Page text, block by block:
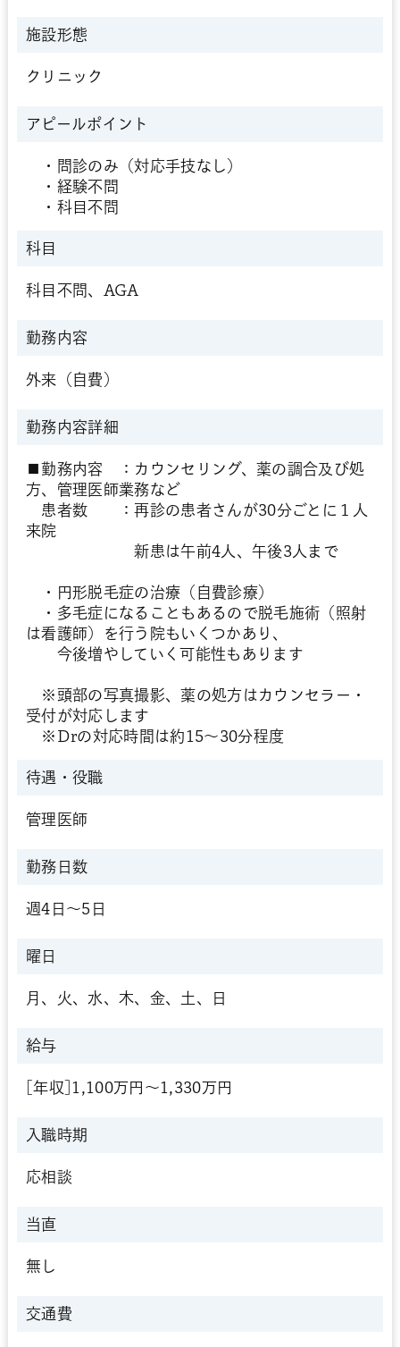
施設形態
クリニック
アピールポイント
・問診のみ（対応手技なし）
・経験不問
・科目不問
科目
科目不問、AGA
勤務内容
外来（自費）
勤務内容詳細
■勤務内容 ：カウンセリング、薬の調合及び処
方、管理医師業務など
患者数 ：再診の患者さんが30分ごとに１人
来院
新患は午前4人、午後3人まで
・円形脱毛症の治療（自費診療）
・多毛症になることもあるので脱毛施術（照射
は看護師）を行う院もいくつかあり、
今後増やしていく可能性もあります
※頭部の写真撮影、薬の処方はカウンセラー・
受付が対応します
※Drの対応時間は約15～30分程度
待遇・役職
管理医師
勤務日数
週4日～5日
曜日
月、火、水、木、金、土、日
給与
[年収]1,100万円～1,330万円
入職時期
応相談
当直
無し
交通費